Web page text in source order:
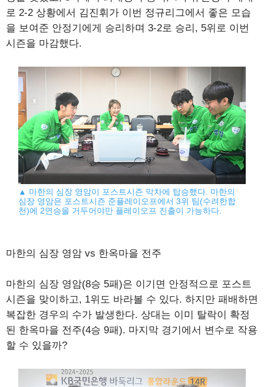
로 2-2 상황에서 김진휘가 이번 정규리그에서 좋은 모습
을 보여준 안정기에게 승리하며 3-2로 승리, 5위로 이번
시즌을 마감했다.
▲ 마한의 심장 영암이 포스트시즌 막차에 탑승했다. 마한의
심장 영암은 포스트시즌 준플레이오프에서 3위 팀(수려한합
천)에 2연승을 거두어야만 플레이오프 진출이 가능하다.
마한의 심장 영암 vs 한옥마을 전주
마한의 심장 영암(8승 5패)은 이기면 안정적으로 포스트
시즌을 맞이하고, 1위도 바라볼 수 있다. 하지만 패배하면
복잡한 경우의 수가 발생한다. 상대는 이미 탈락이 확정
된 한옥마을 전주(4승 9패). 마지막 경기에서 변수로 작용
할 수 있을까?